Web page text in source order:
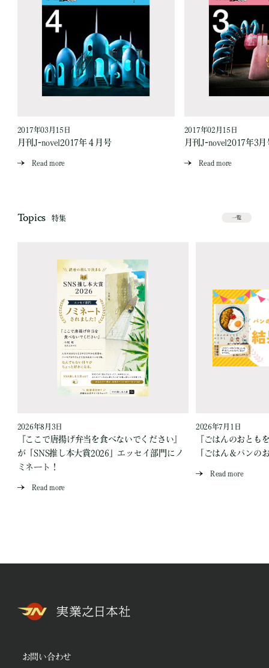
2017年03月15日
月刊J-novel2017年４月号
Read more
2017年02月15日
月刊J-novel2017年3月
Read more
Topics 特集 一覧
2026年8月3日
『ここで唐揚げ弁当を食べないでください』
が「SNS推し本大賞2026」エッセイ部門にノ
ミネート！
Read more
2026年7月1日
『ごはんのおとも
「ごはん＆パンの
Read more
お問い合わせ